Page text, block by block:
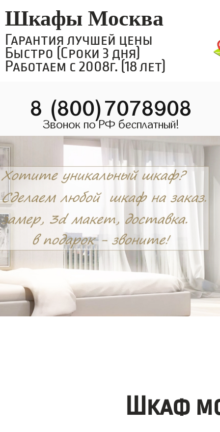
Шкафы Москва
Гарантия лучшей цены
Быстро (Сроки 3 дня)
Работаем с 2008г. (18 лет)
8 (800)7078908
Звонок по РФ бесплатный!
Шкаф